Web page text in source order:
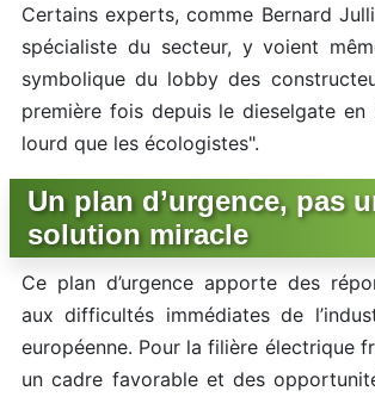
Certains experts, comme Bernard
spécialiste du secteur, y voient
symbolique du lobby des
première fois depuis le dieselgate en
lourd que les écologistes".
Un plan d’urgence, pas
solution miracle
Ce plan d’urgence apporte des
aux difficultés immédiates de
européenne. Pour la filière électrique
un cadre favorable et des